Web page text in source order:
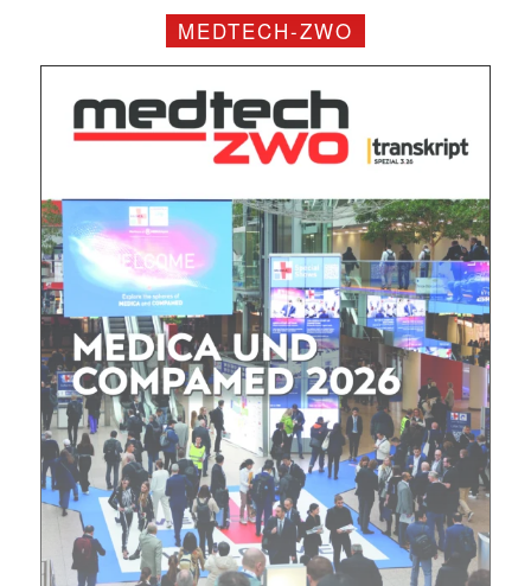
Mit dem |transkript-Newsletter
jede Woche aktuell informiert.
Mail
(erforderlich)
MEDTECH-ZWO